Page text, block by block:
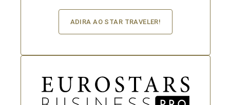
ADIRA AO STAR TRAVELER!